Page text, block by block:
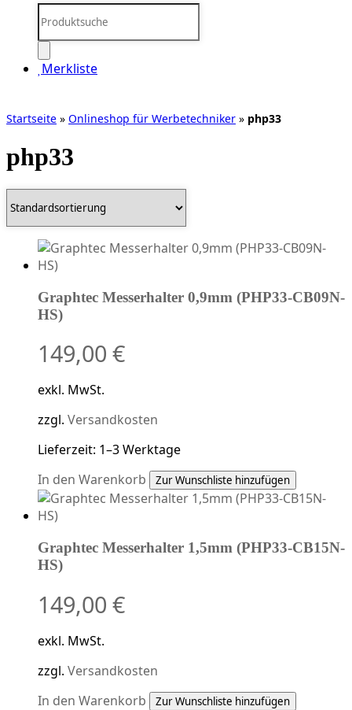
search
Merkliste
Startseite » Onlineshop für Werbetechniker » php33
php33
Graphtec Messerhalter 0,9mm (PHP33-CB09N-
HS)
149,00 €
exkl. MwSt.
zzgl. Versandkosten
Lieferzeit: 1–3 Werktage
In den Warenkorb
Zur Wunschliste hinzufügen
Graphtec Messerhalter 1,5mm (PHP33-CB15N-
HS)
149,00 €
exkl. MwSt.
zzgl. Versandkosten
In den Warenkorb
Zur Wunschliste hinzufügen